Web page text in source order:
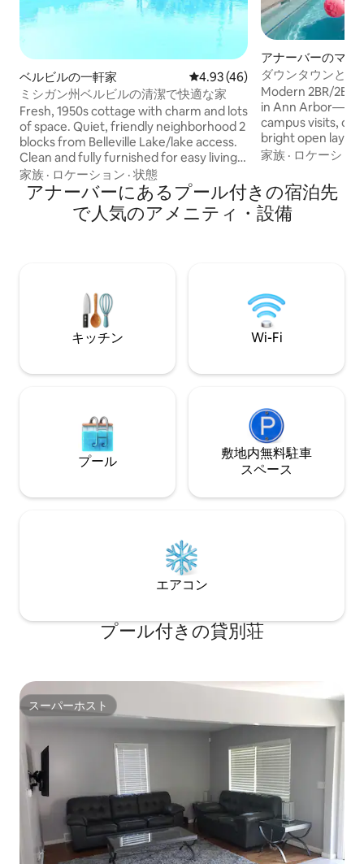
ベルビルの一軒家 レビュー46件、5つ星中4.93つ
4.93 (46)
ミシガン州ベルビルの清潔で快適な家
Fresh, 1950s cottage with charm and lots
of space. Quiet, friendly neighborhood 2
blocks from Belleville Lake/lake access.
Clean and fully furnished for easy living.
City of Belleville location with great
restaurants, shops and lakeside activity.
Conveniently located near Detroit
Airport (10 min.), Eastern Michigan
& long-term stays.
家族 · ロケーション · 状態
アナーバーのマン
ト
ダウンタウンとミ
ゃれなコンドミニ
Modern 2BR/2BA
in Ann
campus visits, or
bright open
kitchen, fast Wi-
privacy, with two
convenience.
dining, and the
家族 · ロケーショ
アナーバーにあるプール付きの宿泊先
で人気のアメニティ・設備
キッチン Wi-Fi
プール
敷地内無料駐⁠車
ス⁠ペ⁠ー⁠ス
エアコン
プール付きの貸別荘
スーパーホスト
スーパーホスト